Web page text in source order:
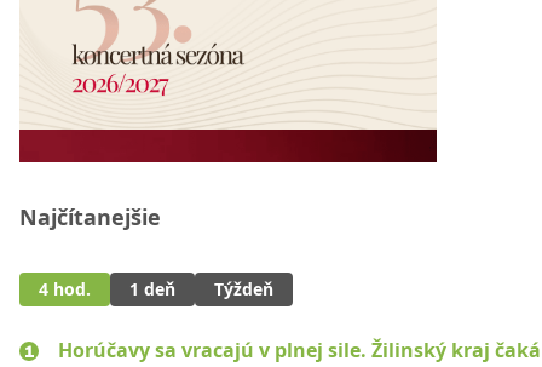
Najčítanejšie
4 hod. 1 deň Týždeň
Horúčavy sa vracajú v plnej sile. Žilinský kraj čaká